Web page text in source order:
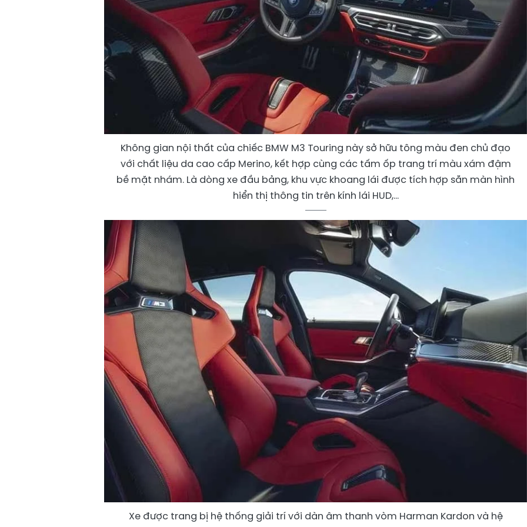
Không gian nội thất của chiếc BMW M3 Touring này sở hữu tông màu đen chủ đạo
với chất liệu da cao cấp Merino, kết hợp cùng các tấm ốp trang trí màu xám đậm
bề mặt nhám. Là dòng xe đầu bảng, khu vực khoang lái được tích hợp sẵn màn hình
hiển thị thông tin trên kính lái HUD,...
Xe được trang bị hệ thống giải trí với dàn âm thanh vòm Harman Kardon và hệ